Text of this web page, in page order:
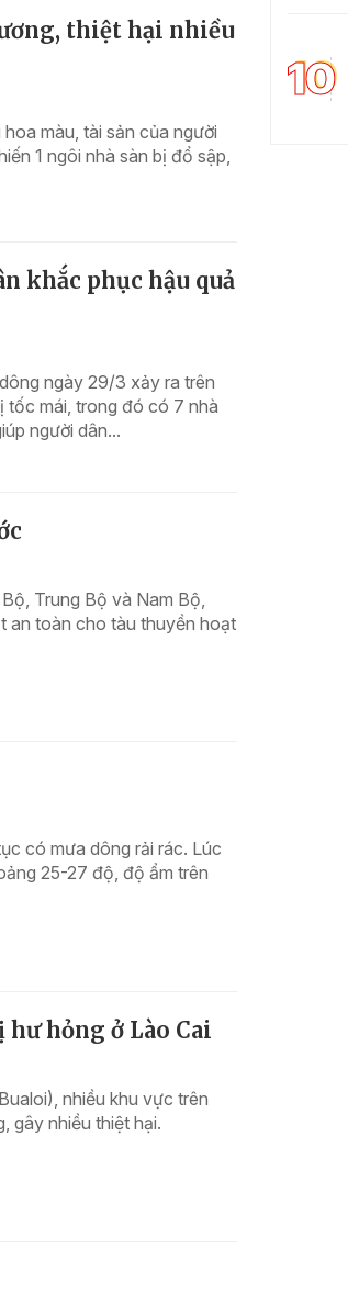
thiệt hại nhiều
màu, tài sản của người
1 ngôi nhà sàn bị đổ sập,
khắc phục hậu quả
ngày 29/3 xảy ra trên
tốc mái, trong đó có 7 nhà
người dân...
Trung Bộ và Nam Bộ,
an toàn cho tàu thuyền hoạt
có mưa dông rải rác. Lúc
25-27 độ, độ ẩm trên
hỏng ở Lào Cai
nhiều khu vực trên
gây nhiều thiệt hại.
10